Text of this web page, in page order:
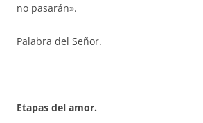
no pasarán».
Palabra del Señor.
Etapas del amor.